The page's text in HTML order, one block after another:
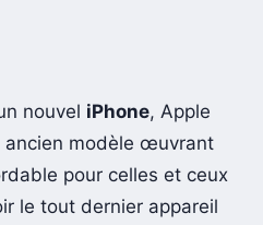
nouvel iPhone, Apple
ancien modèle œuvrant
pour celles et ceux
le tout dernier appareil